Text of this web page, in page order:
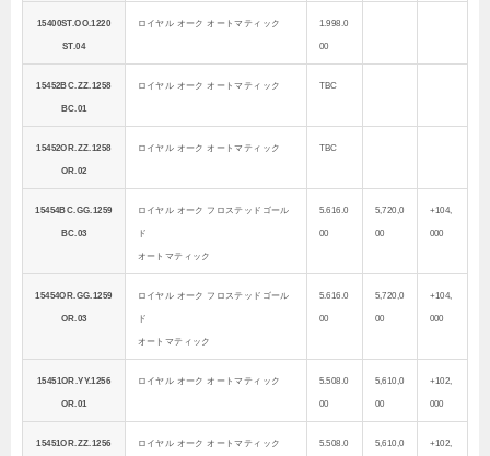
15400ST.OO.1220
ST.04
ロイヤル オーク オートマティック 1.998.0
00
15452BC.ZZ.1258
BC.01
ロイヤル オーク オートマティック TBC
15452OR.ZZ.1258
OR.02
ロイヤル オーク オートマティック TBC
15454BC.GG.1259
BC.03
ロイヤル オーク フロステッドゴール
ド
オートマティック
5.616.0
00
5,720,0
00
+104,
000
15454OR.GG.1259
OR.03
ロイヤル オーク フロステッドゴール
ド
オートマティック
5.616.0
00
5,720,0
00
+104,
000
15451OR.YY.1256
OR.01
ロイヤル オーク オートマティック 5.508.0
00
5,610,0
00
+102,
000
15451OR.ZZ.1256 ロイヤル オーク オートマティック 5.508.0 5,610,0 +102,